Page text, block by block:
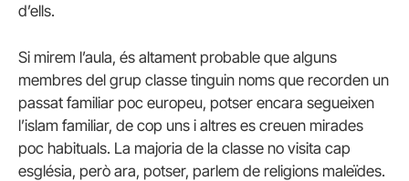
d’ells.
Si mirem l’aula, és altament probable que alguns
membres del grup classe tinguin noms que recorden un
passat familiar poc europeu, potser encara segueixen
l’islam familiar, de cop uns i altres es creuen mirades
poc habituals. La majoria de la classe no visita cap
església, però ara, potser, parlem de religions maleïdes.